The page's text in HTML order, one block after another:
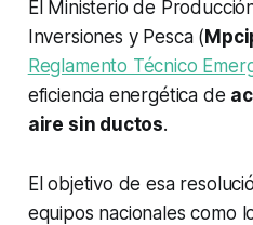
El Ministerio de
Inversiones y Pesca (
Reglamento Técnico
eficiencia energética de
aire sin ductos.
El objetivo de esa
equipos nacionales como